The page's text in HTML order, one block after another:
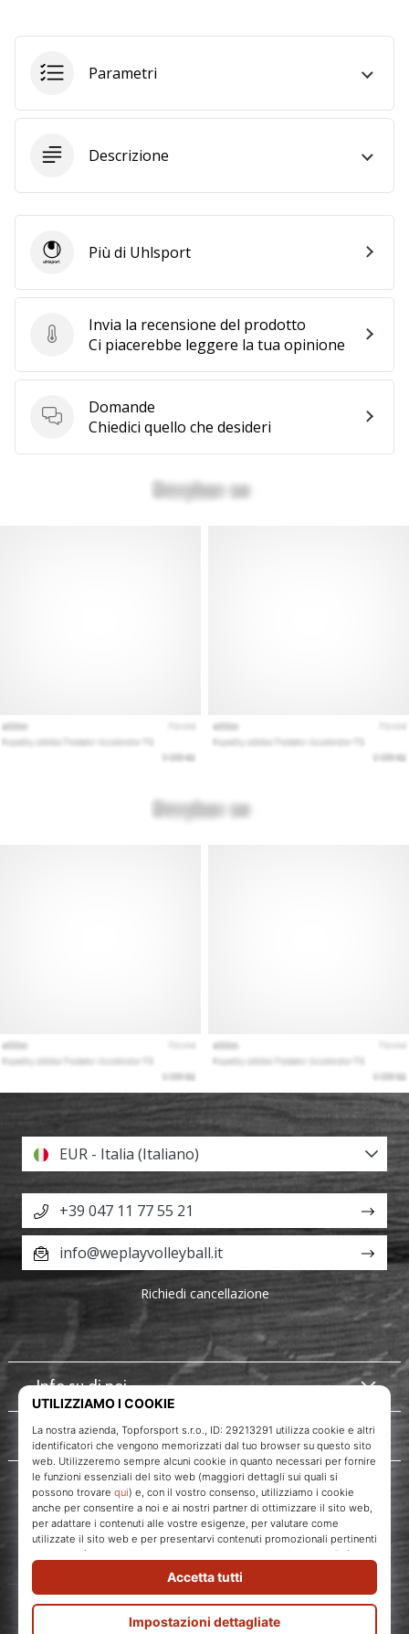
profitto.
al…
Mostra
articoli
Parametri
Descrizione
Invia la recensione del prodotto
Invia la recensione del prodotto
Ci piacerebbe leggere la tua opinione
Domande
Domande
Chiedici quello che desideri
UhlsportPiù di Uhlsport
WePlayVolleyball.it
Info su di noi
Servizio clienti
EUR - Italia (Italiano)
+39 047 11 77 55 21
info@weplayvolleyball.it
Richiedi cancellazione
Topforsport s. r. o., Dukelská třída 1666/106, Brno, 614 00
codice fiscale: CZ29213291